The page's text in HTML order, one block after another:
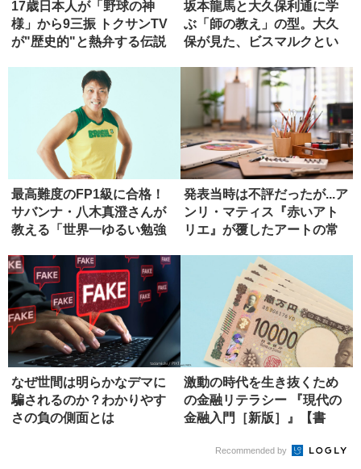
17歳日本人が「野球の神
様」から9三振 トクサンTV
が"歴史的"と熱弁する伝説
坂本龍馬と大久保利通に学
ぶ「師の教え」の型。大久
保が見た、ビスマルクとい
最高難度のFP1級に合格！
サバンナ・八木真澄さんが
教える「世界一ゆるい勉強
発表当時は不評だったが...ア
ンリ・マティス『赤いアト
リエ』が覆したアートの常
なぜ世間は明らかなデマに
騙されるのか？わかりやす
さの負の側面とは
激動の時代を生き抜くため
の金融リテラシー 『現代の
金融入門［新版］』【書
Recommended by